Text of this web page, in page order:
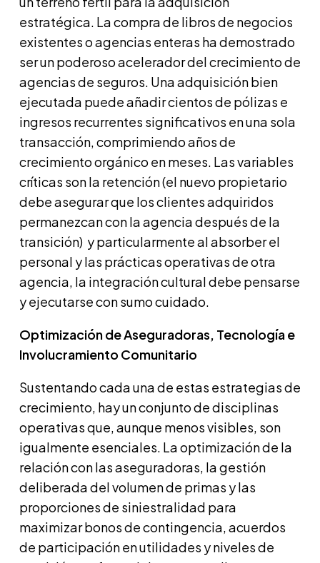
estratégica. La compra de libros de negocios
existentes o agencias enteras ha demostrado
ser un poderoso acelerador del crecimiento de
agencias de seguros. Una adquisición bien
ejecutada puede añadir cientos de pólizas e
ingresos recurrentes significativos en una sola
transacción, comprimiendo años de
crecimiento orgánico en meses. Las variables
críticas son la retención (el nuevo propietario
debe asegurar que los clientes adquiridos
permanezcan con la agencia después de la
transición) y particularmente al absorber el
personal y las prácticas operativas de otra
agencia, la integración cultural debe pensarse
y ejecutarse con sumo cuidado.
Optimización de Aseguradoras, Tecnología e
Involucramiento Comunitario
Sustentando cada una de estas estrategias de
crecimiento, hay un conjunto de disciplinas
operativas que, aunque menos visibles, son
igualmente esenciales. La optimización de la
relación con las aseguradoras, la gestión
deliberada del volumen de primas y las
proporciones de siniestralidad para
maximizar bonos de contingencia, acuerdos
de participación en utilidades y niveles de